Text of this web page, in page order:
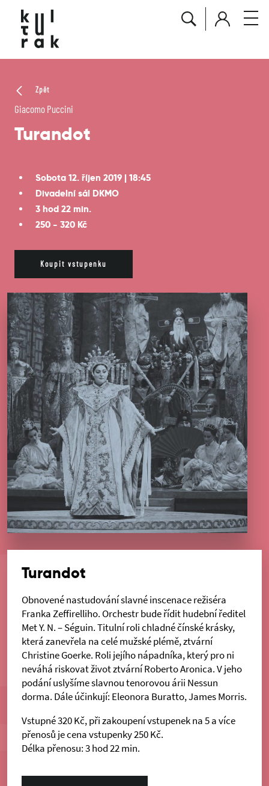
Zpět
Giacomo Puccini
Turandot
Sobota 12. říjen 2019 | 18:45
Divadelní sál DKMO
3 hod 22 min.
250 - 320 Kč
Koupit vstupenku
Turandot
Obnovené nastudování slavné inscenace režiséra
Franka Zeffirelliho. Orchestr bude řídit hudební ředitel
Met Y. N. – Séguin. Titulní roli chladné čínské krásky,
která zanevřela na celé mužské plémě, ztvární
Christine Goerke. Roli jejího nápadníka, který pro ni
neváhá riskovat život ztvární Roberto Aronica. V jeho
podání uslyšíme slavnou tenorovou árii Nessun
dorma. Dále účinkují: Eleonora Buratto, James Morris.
Vstupné 320 Kč, při zakoupení vstupenek na 5 a více
přenosů je cena vstupenky 250 Kč.
Délka přenosu: 3 hod 22 min.